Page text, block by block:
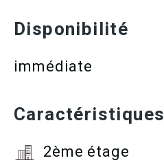
Disponibilité
immédiate
Caractéristiques
2ème étage